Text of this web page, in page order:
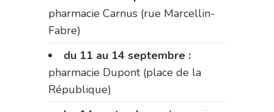
pharmacie Carnus (rue Marcellin-
Fabre)
du 11 au 14 septembre :
pharmacie Dupont (place de la
République)